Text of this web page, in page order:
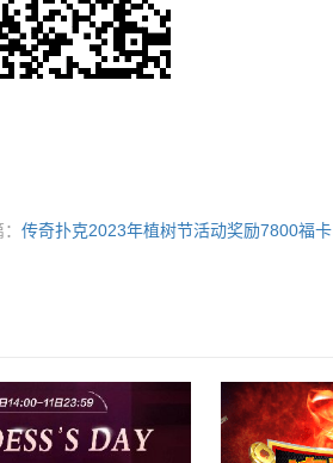
传奇扑克2023年植树节活动奖励7800福卡